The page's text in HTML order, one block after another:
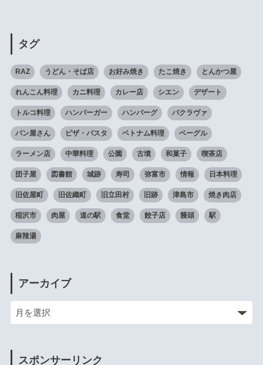
タグ
RAZ うどん・そば店 お好み焼き たこ焼き とんかつ屋
れんこん料理 カニ料理 カレー店 シエン デザート
トルコ料理 ハンバーガー ハンバーグ バクラヴァ
パン屋さん ピザ・パスタ ベトナム料理 ベーグル
ラーメン店 中華料理 公園 古墳 和菓子 喫茶店
団子屋 図書館 城跡 寿司 弥富市 情報 日本料理
旧佐屋町 旧佐織町 旧立田村 旧跡 津島市 焼き肉店
稲沢市 肉屋 道の駅 食堂 餃子店 饅頭 駅
麻辣湯
アーカイブ
スポンサーリンク